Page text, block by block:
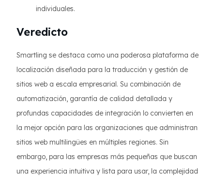
individuales.
Veredicto
Smartling se destaca como una poderosa plataforma de
localización diseñada para la traducción y gestión de
sitios web a escala empresarial. Su combinación de
automatización, garantía de calidad detallada y
profundas capacidades de integración lo convierten en
la mejor opción para las organizaciones que administran
sitios web multilingües en múltiples regiones. Sin
embargo, para las empresas más pequeñas que buscan
una experiencia intuitiva y lista para usar, la complejidad